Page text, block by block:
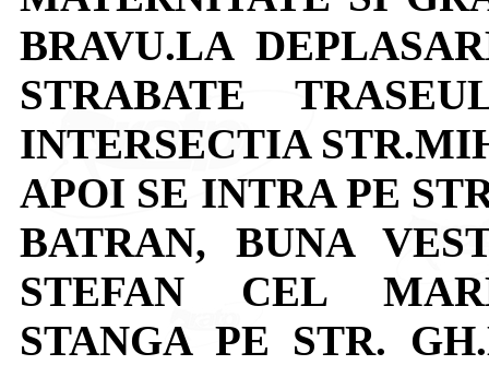
BRAVU.LA
STRABATE
INTERSECTIA
APOI SE INTRA PE
BATRAN, BUNA
STEFAN CEL
STANGA PE STR.